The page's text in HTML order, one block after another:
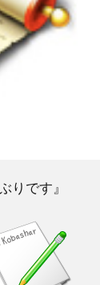
りです』
人
子供